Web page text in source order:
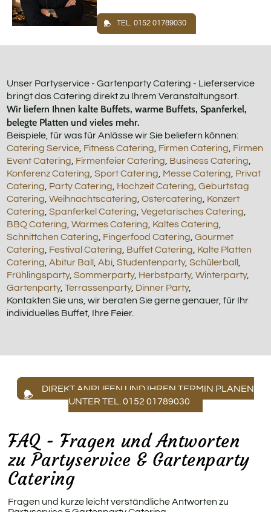
TEL. 0152 01789030
Unser Partyservice - Gartenparty Catering - Lieferservice
bringt das Catering direkt zu Ihrem Veranstaltungsort.
Wir liefern Ihnen kalte Buffets, warme Buffets, Spanferkel,
belegte Platten und vieles mehr.
Beispiele, für was für Anlässe wir Sie beliefern können:
Catering Service Fitness Catering Firmen Catering Firmen
Event Catering Firmenfeier Catering Business Catering
Konferenz Catering ,Sport Catering Messe Catering Privat
Catering Party Catering Hochzeit Catering ,Geburtstag
Catering ,Weihnachtscatering ,Ostercatering Konzert
Catering ,Spanferkel Catering ,Vegetarisches Catering
BBQ Catering ,Warmes Catering Kaltes Catering
Schnittchen Catering Fingerfood Catering ,Gourmet
Catering Festival Catering Buffet Catering Kalte Platten
Catering ,Abitur Ball ,Abi ,Studentenparty,Schülerball
Frühlingsparty,Sommerparty, Herbstparty,Winterparty,
Gartenparty,Terrassenparty, Dinner Party,
Kontakten Sie uns, wir beraten Sie gerne genauer, für Ihr
individuelles Buffet, Ihre Feier.
DIREKT ANRUFEN UND IHREN TERMIN PLANEN
UNTER TEL. 0152 01789030
FAQ - Fragen und Antworten
zu Partyservice & Gartenparty
Catering
Fragen und kurze leicht verständliche Antworten zu